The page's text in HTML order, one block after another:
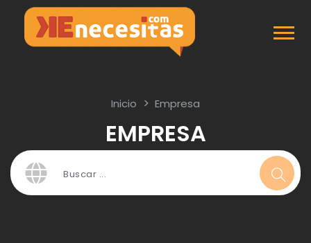
Inicio Empresa
EMPRESA